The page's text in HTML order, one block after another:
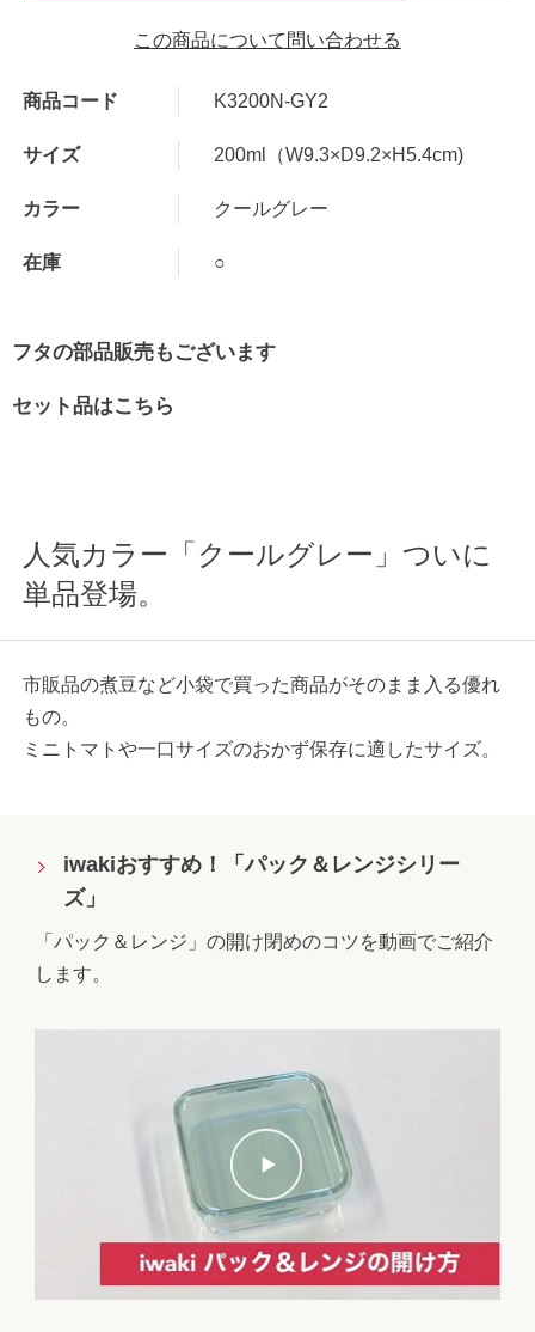
商品コード K3200N-GY2
サイズ 200ml（W9.3×D9.2×H5.4cm)
カラー クールグレー
在庫 ○
フタの部品販売もございます
セット品はこちら
この商品について問い合わせる
人気カラー「クールグレー」ついに
単品登場。
市販品の煮豆など小袋で買った商品がそのまま入る優れ
もの。
ミニトマトや一口サイズのおかず保存に適したサイズ。
iwakiおすすめ！「パック＆レンジシリー
ズ」
「パック＆レンジ」の開け閉めのコツを動画でご紹介
します。